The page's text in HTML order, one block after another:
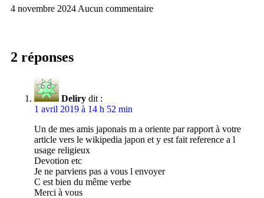
4 novembre 2024 Aucun commentaire
2 réponses
Deliry dit :
1 avril 2019 à 14 h 52 min
Un de mes amis japonais m a oriente par rapport à votre
article vers le wikipedia japon et y est fait reference a l
usage religieux
Devotion etc
Je ne parviens pas a vous l envoyer
C est bien du même verbe
Merci à vous